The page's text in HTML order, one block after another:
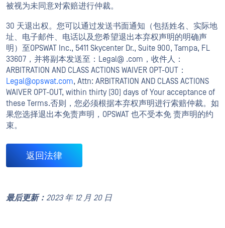
被视为未同意对索赔进行仲裁。
30 天退出权。您可以通过发送书面通知（包括姓名、实际地
址、电子邮件、电话以及您希望退出本弃权声明的明确声
明）至OPSWAT Inc., 5411 Skycenter Dr., Suite 900, Tampa, FL
33607，并将副本发送至：Legal@ .com，收件人：
ARBITRATION AND CLASS ACTIONS WAIVER OPT-OUT：
Legal@opswat.com, Attn: ARBITRATION AND CLASS ACTIONS
WAIVER OPT-OUT, within thirty (30) days of Your acceptance of
these Terms.否则，您必须根据本弃权声明进行索赔仲裁。如
果您选择退出本免责声明，OPSWAT 也不受本免 责声明的约
束。
返回法律
最后更新： 2023 年 12 月 20 日